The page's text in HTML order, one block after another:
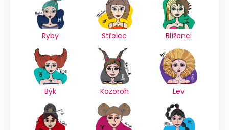
Ryby Střelec Blíženci
Býk Kozoroh Lev